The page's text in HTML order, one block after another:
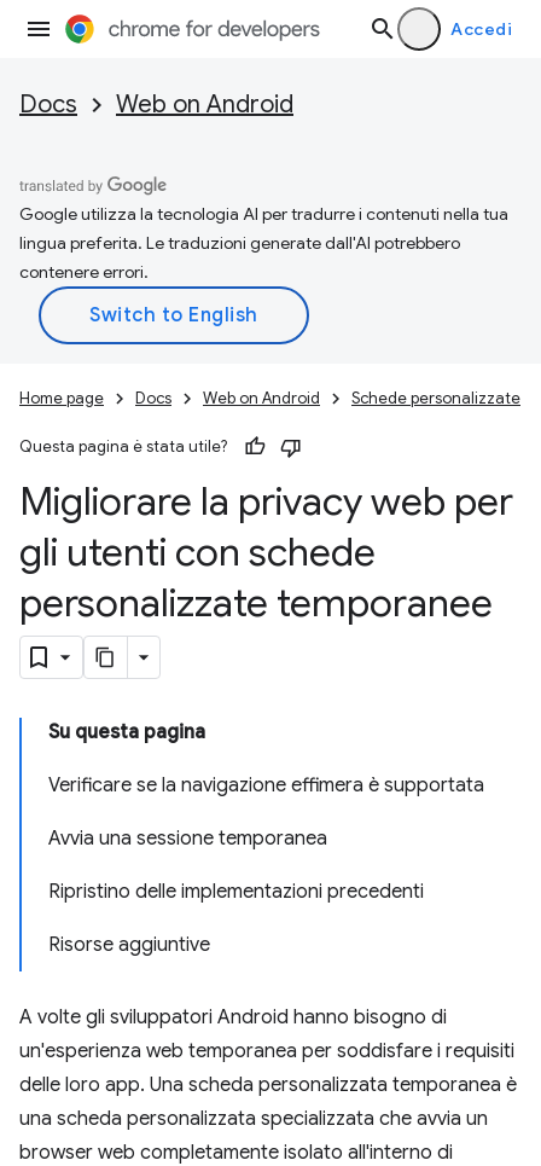
Accedi
Docs Web on Android
Google utilizza la tecnologia AI per tradurre i contenuti nella tua
lingua preferita. Le traduzioni generate dall'AI potrebbero
contenere errori.
Home page Docs Web on Android Schede personalizzate
Questa pagina è stata utile?
Migliorare la privacy web per
gli utenti con schede
personalizzate temporanee
Su questa pagina
Verificare se la navigazione effimera è supportata
Avvia una sessione temporanea
Ripristino delle implementazioni precedenti
Risorse aggiuntive
A volte gli sviluppatori Android hanno bisogno di
un'esperienza web temporanea per soddisfare i requisiti
delle loro app. Una scheda personalizzata temporanea è
una scheda personalizzata specializzata che avvia un
browser web completamente isolato all'interno di